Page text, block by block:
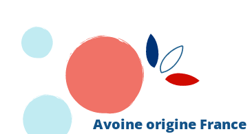
Avoine origine France